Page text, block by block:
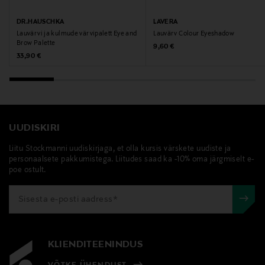
Tootjamaa
SAKSAMAA
Itu Biodyn Oy
Tootja aadress
Märksõnad
DR.HAUSCHKA
Lauvärvi ja kulmude värvipalett Eye and
Brow Palette
Original Price
33,90 €
LAVERA
Lauvärv Colour Eyeshadow
Original Price
9,60 €
UUDISKIRI
Liitu Stockmanni uudiskirjaga, et olla kursis värskete uudiste ja
personaalsete pakkumistega. Liitudes saad ka -10% oma järgmiselt e-
poe ostult.
KLIENDITEENINDUS